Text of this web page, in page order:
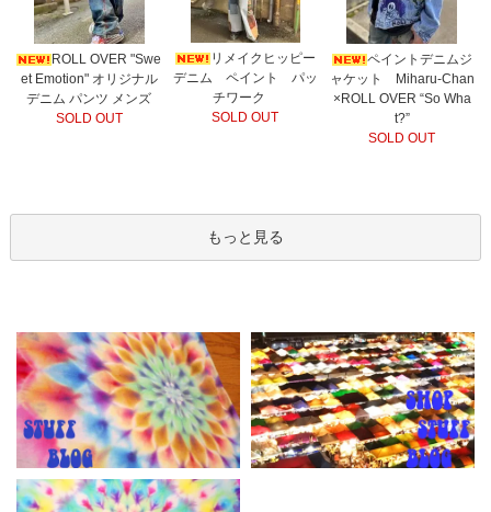
ROLL OVER "Swe
et Emotion" オリジナル
デニム パンツ メンズ
SOLD OUT
リメイクヒッピー
デニム ペイント パッ
チワーク
SOLD OUT
ペイントデニムジ
ャケット Miharu-Chan
×ROLL OVER “So Wha
t?”
SOLD OUT
もっと見る